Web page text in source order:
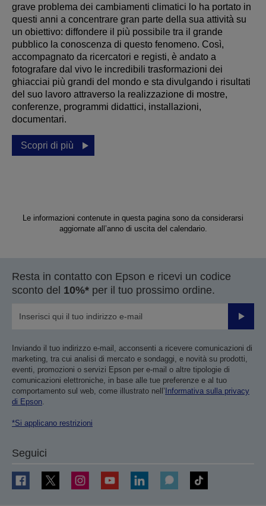
grave problema dei cambiamenti climatici lo ha portato in
questi anni a concentrare gran parte della sua attività su
un obiettivo: diffondere il più possibile tra il grande
pubblico la conoscenza di questo fenomeno. Così,
accompagnato da ricercatori e registi, è andato a
fotografare dal vivo le incredibili trasformazioni dei
ghiacciai più grandi del mondo e sta divulgando i risultati
del suo lavoro attraverso la realizzazione di mostre,
conferenze, programmi didattici, installazioni,
documentari.
Scopri di più
Le informazioni contenute in questa pagina sono da considerarsi
aggiornate all’anno di uscita del calendario.
Resta in contatto con Epson e ricevi un codice
sconto del 10%* per il tuo prossimo ordine.
Invia
Inviando il tuo indirizzo e-mail, acconsenti a ricevere comunicazioni di
marketing, tra cui analisi di mercato e sondaggi, e novità su prodotti,
eventi, promozioni o servizi Epson per e-mail o altre tipologie di
comunicazioni elettroniche, in base alle tue preferenze e al tuo
comportamento sul web, come illustrato nell’ Informativa sulla privacy
di Epson.
*Si applicano restrizioni
Seguici